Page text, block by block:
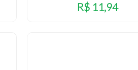
R$ 11,94